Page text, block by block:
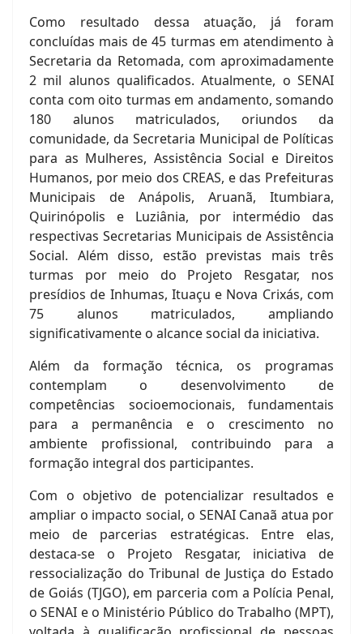
Como resultado dessa atuação, já foram
concluídas mais de 45 turmas em atendimento à
Secretaria da Retomada, com aproximadamente
2 mil alunos qualificados. Atualmente, o SENAI
conta com oito turmas em andamento, somando
180 alunos matriculados, oriundos da
comunidade, da Secretaria Municipal de Políticas
para as Mulheres, Assistência Social e Direitos
Humanos, por meio dos CREAS, e das Prefeituras
Municipais de Anápolis, Aruanã, Itumbiara,
Quirinópolis e Luziânia, por intermédio das
respectivas Secretarias Municipais de Assistência
Social. Além disso, estão previstas mais três
turmas por meio do Projeto Resgatar, nos
presídios de Inhumas, Ituaçu e Nova Crixás, com
75 alunos matriculados, ampliando
significativamente o alcance social da iniciativa.
Além da formação técnica, os programas
contemplam o desenvolvimento de
competências socioemocionais, fundamentais
para a permanência e o crescimento no
ambiente profissional, contribuindo para a
formação integral dos participantes.
Com o objetivo de potencializar resultados e
ampliar o impacto social, o SENAI Canaã atua por
meio de parcerias estratégicas. Entre elas,
destaca-se o Projeto Resgatar, iniciativa de
ressocialização do Tribunal de Justiça do Estado
de Goiás (TJGO), em parceria com a Polícia Penal,
o SENAI e o Ministério Público do Trabalho (MPT),